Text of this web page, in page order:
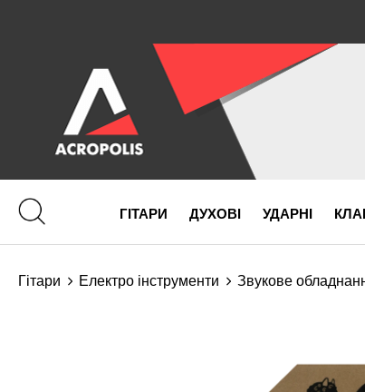
ГІТАРИ ДУХОВІ УДАРНІ
Гітари Електро інструменти Звукове